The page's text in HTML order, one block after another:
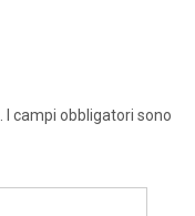
I campi obbligatori sono